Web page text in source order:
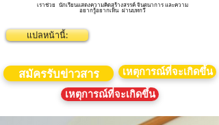
เราช่วย นักเรียนแสดงความคิดสร้างสรรค์ จินตนาการ และความ
อยากรู้อยากเห็น ผ่านบทกวี
แปลหน้านี้:
สมัครรับข่าวสาร
เหตุการณ์ที่จะเกิดขึ้น
เหตุการณ์ที่จะเกิดขึ้น